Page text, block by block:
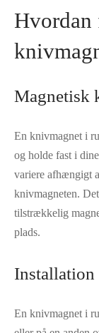
Hvordan
Magnetisk
En knivmagnet i
og holde fast i
variere afhængigt
knivmagneten.
tilstrækkelig
plads.
Installation
En knivmagnet i